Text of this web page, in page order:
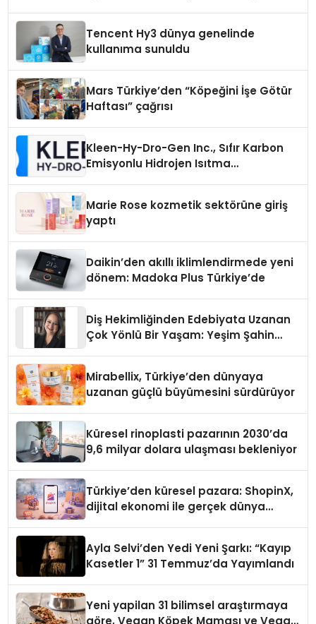
Tencent Hy3 dünya genelinde
kullanıma sunuldu
Mars Türkiye’den “Köpeğini İşe Götür
Haftası” çağrısı
Kleen-Hy-Dro-Gen Inc., Sıfır Karbon
Emisyonlu Hidrojen Isıtma
Marie Rose kozmetik sektörüne giriş
yaptı
Daikin’den akıllı iklimlendirmede yeni
dönem: Madoka Plus Türkiye’de
Diş Hekimliğinden Edebiyata Uzanan
Çok Yönlü Bir Yaşam: Yeşim Şahin
Mirabellix, Türkiye’den dünyaya
uzanan güçlü büyümesini sürdürüyor
Küresel rinoplasti pazarının 2030’da
9,6 milyar dolara ulaşması bekleniyor
Türkiye’den küresel pazara: ShopinX,
dijital ekonomi ile gerçek dünya
Ayla Selvi’den Yedi Yeni Şarkı: “Kayıp
Kasetler 1” 31 Temmuz’da Yayımlandı
Yeni yapilan 31 bilimsel araştırmaya
göre, Vegan Köpek Maması ve Vegan